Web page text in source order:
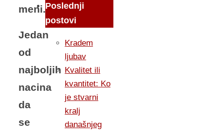
meni.
Jedan
od
najboljih
nacina
da
se
Poslednji
postovi
Kradem
ljubav
Kvalitet ili
kvantitet: Ko
je stvarni
kralj
današnjeg